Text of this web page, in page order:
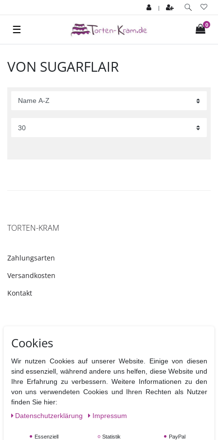
|
0
☰
VON SUGARFLAIR
TORTEN-KRAM
Zahlungsarten
Versandkosten
Kontakt
ZAHLUNGSARTEN
Cookies
Wir nutzen Cookies auf unserer Website. Einige von diesen
sind essenziell, während andere uns helfen, diese Website und
Ihre Erfahrung zu verbessern. Weitere Informationen zu den
von uns verwendeten Cookies und Ihren Rechten als Nutzer
finden Sie hier:
Daten­schutz­erklärung
Impressum
Essenziell Statistik PayPal